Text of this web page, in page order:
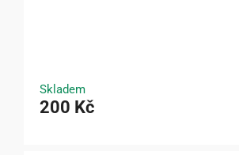
Skladem
200 Kč